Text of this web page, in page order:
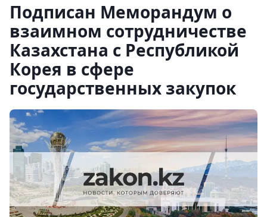
Подписан Меморандум о
взаимном сотрудничестве
Казахстана с Республикой
Корея в сфере
государственных закупок